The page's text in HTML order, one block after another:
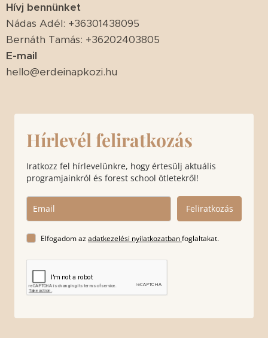
Hívj bennünket
Nádas Adél: +36301438095
Bernáth Tamás: +36202403805
E-mail
hello@erdeinapkozi.hu
Hírlevél feliratkozás
Iratkozz fel hírlevelünkre, hogy értesülj aktuális
programjainkról és forest school ötletekről!
Feliratkozás
Elfogadom azadatkezelési nyilatkozatbanfoglaltakat.